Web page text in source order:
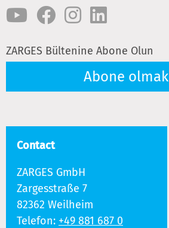
ZARGES Bültenine Abone Olun
Abone olmak
Contact
ZARGES GmbH
Zargesstraße 7
82362 Weilheim
Telefon: +49 881 687 0